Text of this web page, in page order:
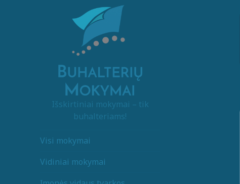
Išskirtiniai mokymai – tik
buhalteriams!
Visi mokymai
Vidiniai mokymai